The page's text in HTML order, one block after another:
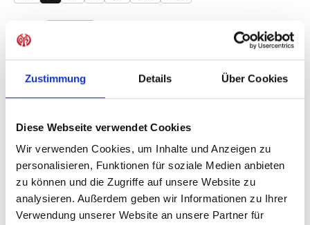
Zustimmung Details Über Cookies
Diese Webseite verwendet Cookies
Wir verwenden Cookies, um Inhalte und Anzeigen zu
personalisieren, Funktionen für soziale Medien anbieten
zu können und die Zugriffe auf unsere Website zu
analysieren. Außerdem geben wir Informationen zu Ihrer
Verwendung unserer Website an unsere Partner für
Produkt Anzahl: Gib den gewünschten
Anzahl
Sofort verfügbar, Lieferzeit: 1-3 Tage
IN DEN WARENKORB
Produktdetails